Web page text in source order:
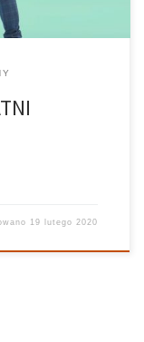
19 lutego 2020